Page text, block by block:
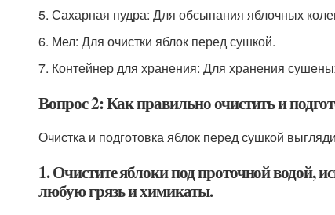
5. Сахарная пудра: Для обсыпания яблочных
6. Мел: Для очистки яблок перед сушкой.
7. Контейнер для хранения: Для хранения
Вопрос 2: Как правильно очистить и
Очистка и подготовка яблок перед сушкой
1. Очистите яблоки под проточной водой,
любую грязь и химикаты.